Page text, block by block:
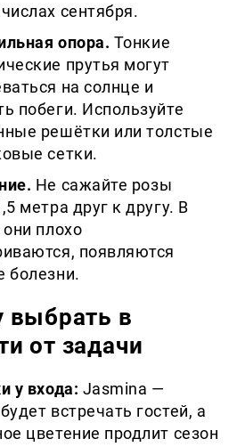
сентября.
опора. Тонкие
прутья могут
на солнце и
побеги. Используйте
решётки или толстые
сетки.
Не сажайте розы
метра друг к другу. В
они плохо
появляются
болезни.
выбрать в
от задачи
у входа: Jasmina —
встречать гостей, а
цветение продлит сезон